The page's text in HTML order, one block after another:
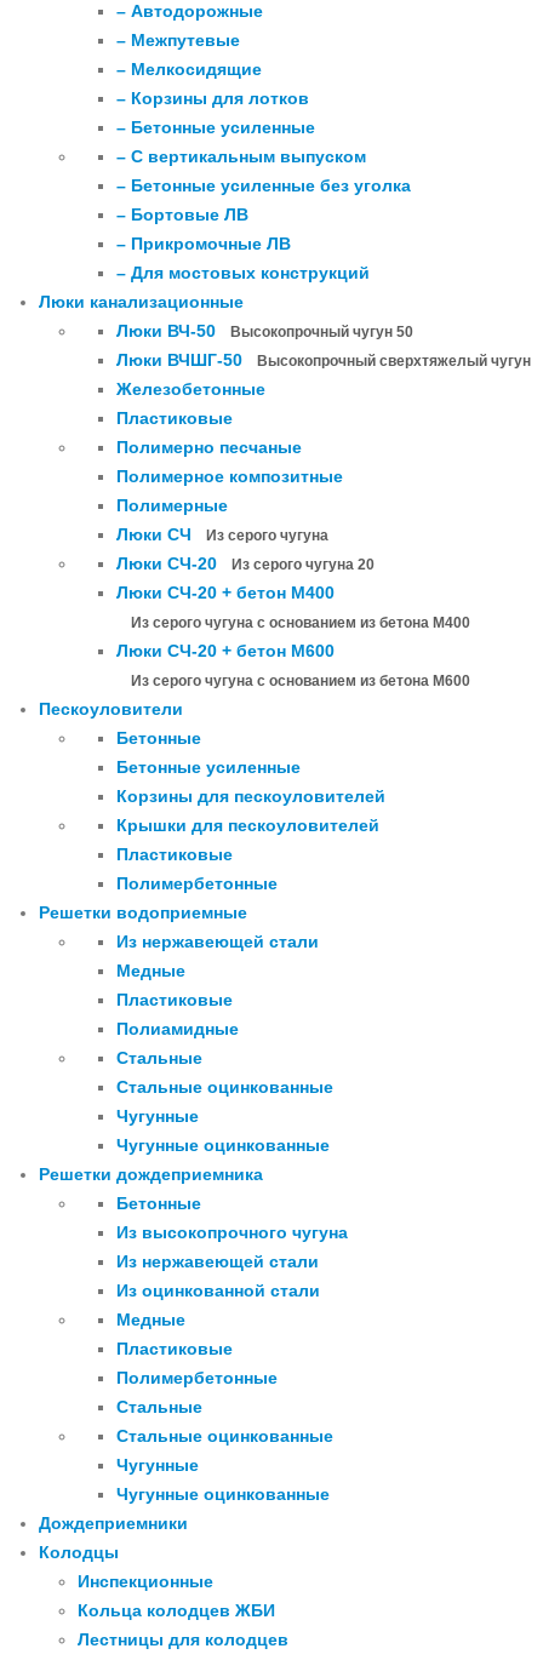
– Автодорожные
– Межпутевые
– Мелкосидящие
– Корзины для лотков
– Бетонные усиленные
– С вертикальным выпуском
– Бетонные усиленные без уголка
– Бортовые ЛВ
– Прикромочные ЛВ
– Для мостовых конструкций
Люки канализационные
Люки ВЧ-50
Высокопрочный чугун 50
Люки ВЧШГ-50 Высокопрочный сверхтяжелый чугун
Железобетонные
Пластиковые
Полимерно песчаные
Полимерное композитные
Полимерные
Люки СЧ
Из серого чугуна
Люки СЧ-20 Из серого чугуна 20
Люки СЧ-20 + бетон М400
Из серого чугуна с основанием из бетона М400
Люки СЧ-20 + бетон М600
Из серого чугуна с основанием из бетона М600
Пескоуловители
Бетонные
Бетонные усиленные
Корзины для пескоуловителей
Крышки для пескоуловителей
Пластиковые
Полимербетонные
Решетки водоприемные
Из нержавеющей стали
Медные
Пластиковые
Полиамидные
Стальные
Стальные оцинкованные
Чугунные
Чугунные оцинкованные
Решетки дождеприемника
Бетонные
Из высокопрочного чугуна
Из нержавеющей стали
Из оцинкованной стали
Медные
Пластиковые
Полимербетонные
Стальные
Стальные оцинкованные
Чугунные
Чугунные оцинкованные
Дождеприемники
Колодцы
Инспекционные
Кольца колодцев ЖБИ
Лестницы для колодцев